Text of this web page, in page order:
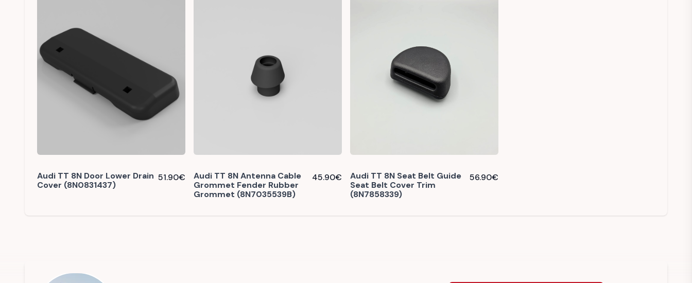
Audi TT 8N Door Lower Drain
Cover (8N0831437)
51.90€
Audi TT 8N Antenna Cable
Grommet Fender Rubber
Grommet (8N7035539B)
45.90€
Audi TT 8N Seat Belt Guide
Seat Belt Cover Trim
(8N7858339)
56.90€